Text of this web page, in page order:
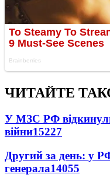
ЧИТАЙТЕ
У МЗС РФ
війни15227
Другий за день: у
генерала14055